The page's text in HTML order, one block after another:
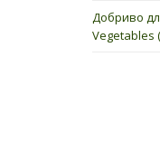
Добриво
Vegetables